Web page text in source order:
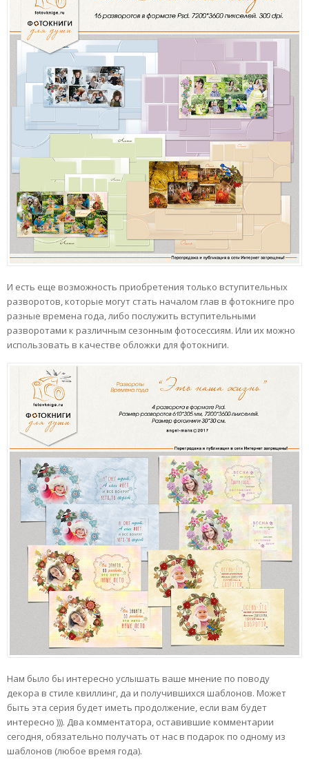
И есть еще возможность приобретения только вступительных
разворотов, которые могут стать началом глав в фотокниге про
разные времена года, либо послужить вступительными
разворотами к различным сезонным фотосессиям. Или их можно
использовать в качестве обложки для фотокниги.
Нам было бы интересно услышать ваше мнение по поводу
декора в стиле квиллинг, да и получившихся шаблонов. Может
быть эта серия будет иметь продолжение, если вам будет
интересно ))). Два комментатора, оставившие комментарии
сегодня, обязательно получать от нас в подарок по одному из
шаблонов (любое время года).